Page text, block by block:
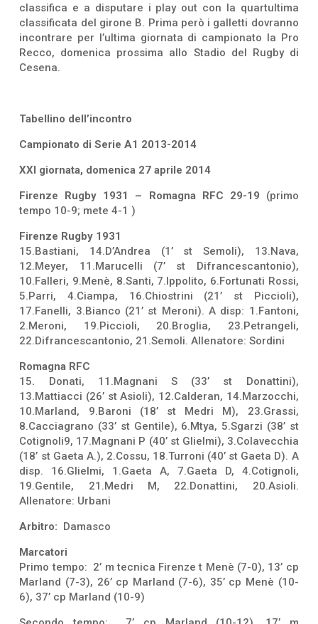
classifica e a disputare i play out con la quartultima
classificata del girone B. Prima però i galletti dovranno
incontrare per l’ultima giornata di campionato la Pro
Recco, domenica prossima allo Stadio del Rugby di
Cesena.
Tabellino dell’incontro
Campionato di Serie A1 2013-2014
XXI giornata, domenica 27 aprile 2014
Firenze Rugby 1931 – Romagna RFC 29-19 (primo
tempo 10-9; mete 4-1 )
Firenze Rugby 1931
15.Bastiani, 14.D’Andrea (1’ st Semoli), 13.Nava,
12.Meyer, 11.Marucelli (7’ st Difrancescantonio),
10.Falleri, 9.Menè, 8.Santi, 7.Ippolito, 6.Fortunati Rossi,
5.Parri, 4.Ciampa, 16.Chiostrini (21’ st Piccioli),
17.Fanelli, 3.Bianco (21’ st Meroni). A disp: 1.Fantoni,
2.Meroni, 19.Piccioli, 20.Broglia, 23.Petrangeli,
22.Difrancescantonio, 21.Semoli. Allenatore: Sordini
Romagna RFC
15. Donati, 11.Magnani S (33’ st Donattini),
13.Mattiacci (26’ st Asioli), 12.Calderan, 14.Marzocchi,
10.Marland, 9.Baroni (18’ st Medri M), 23.Grassi,
8.Cacciagrano (33’ st Gentile), 6.Mtya, 5.Sgarzi (38’ st
Cotignoli9, 17.Magnani P (40’ st Glielmi), 3.Colavecchia
(18’ st Gaeta A.), 2.Cossu, 18.Turroni (40’ st Gaeta D). A
disp. 16.Glielmi, 1.Gaeta A, 7.Gaeta D, 4.Cotignoli,
19.Gentile, 21.Medri M, 22.Donattini, 20.Asioli.
Allenatore: Urbani
Arbitro: Damasco
Marcatori
Primo tempo: 2’ m tecnica Firenze t Menè (7-0), 13’ cp
Marland (7-3), 26’ cp Marland (7-6), 35’ cp Menè (10-
6), 37’ cp Marland (10-9)